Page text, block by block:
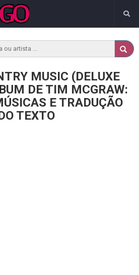
MUSIC (DELUXE
DE TIM MCGRAW:
E TRADUÇÃO
TEXTO